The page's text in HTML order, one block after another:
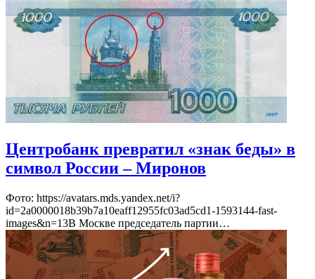
Центробанк превратил «знак беды» в
символ России – Миронов
Фото: https://avatars.mds.yandex.net/i?
id=2a0000018b39b7a10eaff12955fc03ad5cd1-1593144-fast-
images&n=13В Москве председатель партии…